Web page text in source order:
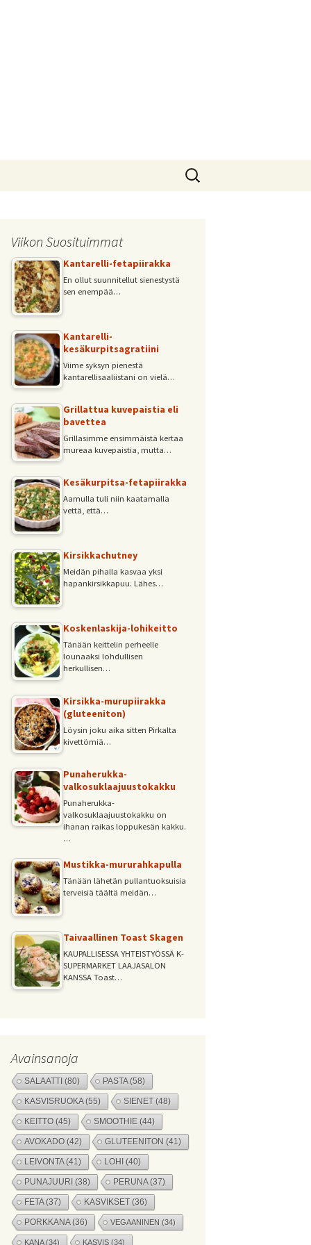
Haku:
Viikon Suosituimmat
Kantarelli-fetapiirakka
En ollut suunnitellut sienestystä
sen enempää…
Kantarelli-
kesäkurpitsagratiini
Viime syksyn pienestä
kantarellisaaliistani on vielä…
Grillattua kuvepaistia eli
bavettea
Grillasimme ensimmäistä kertaa
mureaa kuvepaistia, mutta…
Kesäkurpitsa-fetapiirakka
Aamulla tuli niin kaatamalla
vettä, että…
Kirsikkachutney
Meidän pihalla kasvaa yksi
hapankirsikkapuu. Lähes…
Koskenlaskija-lohikeitto
Tänään keittelin perheelle
lounaaksi lohdullisen
herkullisen…
Kirsikka-murupiirakka
(gluteeniton)
Löysin joku aika sitten Pirkalta
kivettömiä…
Punaherukka-
valkosuklaajuustokakku
Punaherukka-
valkosuklaajuustokakku on
ihanan raikas loppukesän kakku.
…
Mustikka-mururahkapulla
Tänään lähetän pullantuoksuisia
terveisiä täältä meidän…
Taivaallinen Toast Skagen
KAUPALLISESSA YHTEISTYÖSSÄ K-
SUPERMARKET LAAJASALON
KANSSA Toast…
Avainsanoja
SALAATTI (80) PASTA(58)
KASVISRUOKA(55) SIENET (48)
KEITTO (45) SMOOTHIE (44)
AVOKADO (42) GLUTEENITON (41)
LEIVONTA(41) LOHI (40)
PUNAJUURI (38) PERUNA(37)
FETA(37) KASVIKSET (36)
PORKKANA(36) VEGAANINEN (34)
KANA(34) KASVIS (34)